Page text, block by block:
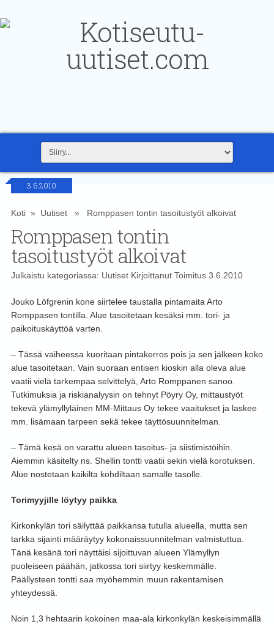
3.6.2010
Koti» Uutiset» Romppasen tontin tasoitustyöt alkoivat
Romppasen tontin
tasoitustyöt alkoivat
Julkaistu kategoriassa: UutisetKirjoittanut Toimitus3.6.2010
Jouko Löfgrenin kone siirtelee taustalla pintamaita Arto
Romppasen tontilla. Alue tasoitetaan kesäksi mm. tori- ja
paikoituskäyttöä varten.
– Tässä vaiheessa kuoritaan pintakerros pois ja sen jälkeen koko
alue tasoitetaan. Vain suoraan entisen kioskin alla oleva alue
vaatii vielä tarkempaa selvittelyä, Arto Romppanen sanoo.
Tutkimuksia ja riskianalyysin on tehnyt Pöyry Oy, mittaustyöt
tekevä ylämyllyläinen MM-Mittaus Oy tekee vaaitukset ja laskee
mm. lisämaan tarpeen sekä tekee täyttösuunnitelman.
– Tämä kesä on varattu alueen tasoitus- ja siistimistöihin.
Aiemmin käsitelty ns. Shellin tontti vaatii sekin vielä korotuksen.
Alue nostetaan kaikilta kohdiltaan samalle tasolle.
Torimyyjille löytyy paikka
Kirkonkylän tori säilyttää paikkansa tutulla alueella, mutta sen
tarkka sijainti määräytyy kokonaissuunnitelman valmistuttua.
Tänä kesänä tori näyttäisi sijoittuvan alueen Ylämyllyn
puoleiseen päähän, jatkossa tori siirtyy keskemmälle.
Päällysteen tontti saa myöhemmin muun rakentamisen
yhteydessä.
Noin 1,3 hehtaarin kokoinen maa-ala kirkonkylän keskeisimmällä